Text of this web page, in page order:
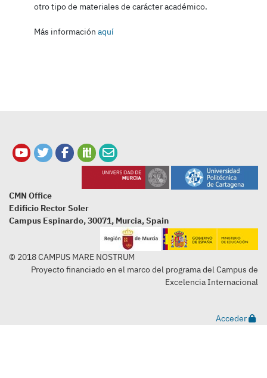
otro tipo de materiales de carácter académico.
Más información aquí
CMN Office
Edificio Rector Soler
Campus Espinardo, 30071, Murcia, Spain
© 2018 CAMPUS MARE NOSTRUM
Proyecto financiado en el marco del programa del Campus de
Excelencia Internacional
Acceder